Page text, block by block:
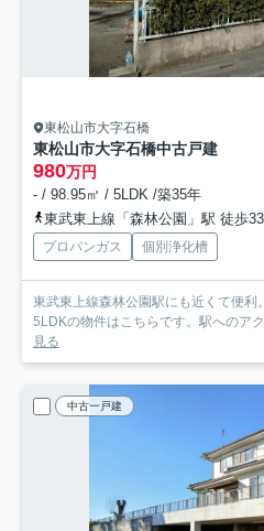
東松山市大字石橋
東松山市大字石橋中古戸建
980万円
- / 98.95㎡ / 5LDK /築35年
東武東上線「森林公園」駅 徒歩
プロパンガス 個別浄化槽
東武東上線森林公園駅にも近くて便利
5LDKの物件はこちらです。駅へのア
見る
中古一戸建